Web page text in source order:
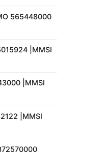
565448000
|MMSI
|MMSI
|MMSI